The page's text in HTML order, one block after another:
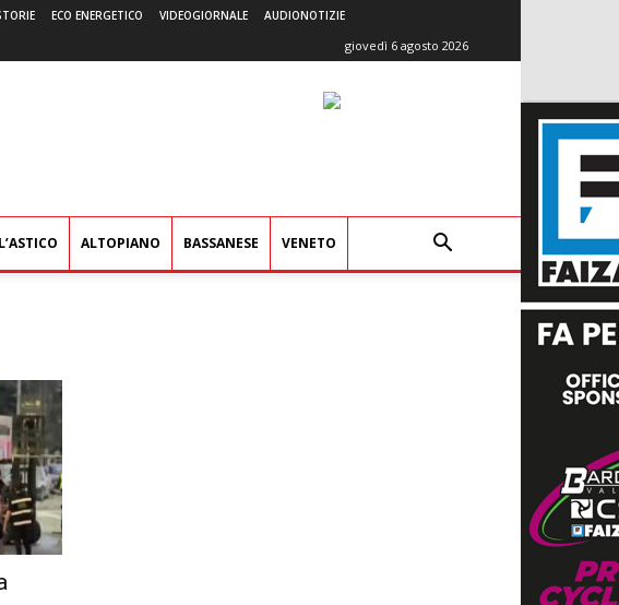
ECO ENERGETICO VIDEOGIORNALE AUDIONOTIZIE
giovedì 6 agosto 2026
ALTOPIANO BASSANESE VENETO